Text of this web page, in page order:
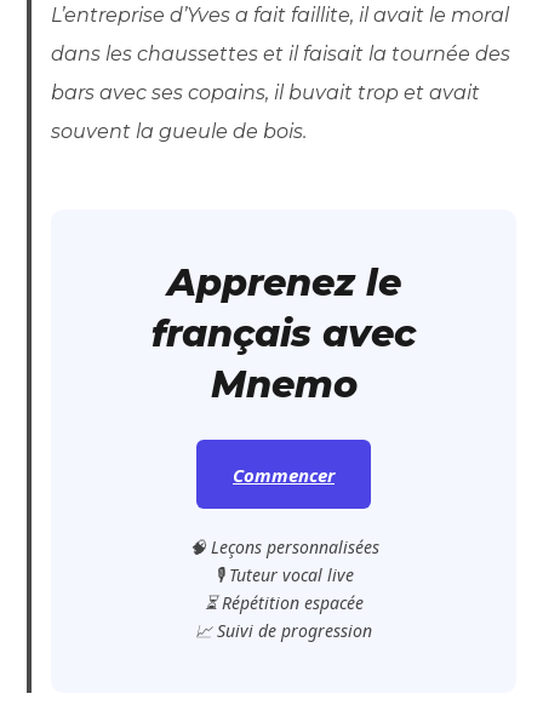
L’entreprise d’Yves a fait faillite, il avait le moral
dans les chaussettes et il faisait la tournée des
bars avec ses copains, il buvait trop et avait
souvent la gueule de bois.
Apprenez le
français avec
Mnemo
Commencer
🧠 Leçons personnalisées
🎙️ Tuteur vocal live
⏳ Répétition espacée
📈 Suivi de progression